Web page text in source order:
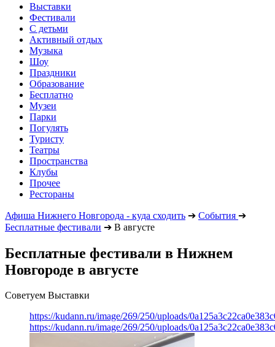
Выставки
Фестивали
С детьми
Активный отдых
Музыка
Шоу
Праздники
Образование
Бесплатно
Музеи
Парки
Погулять
Туристу
Театры
Пространства
Клубы
Прочее
Рестораны
Афиша Нижнего Новгорода - куда сходить ➔ События ➔
Бесплатные фестивали ➔ В августе
Бесплатные фестивали в Нижнем
Новгороде в августе
Советуем Выставки
https://kudann.ru/image/269/250/uploads/
https://kudann.ru/image/269/250/uploads/